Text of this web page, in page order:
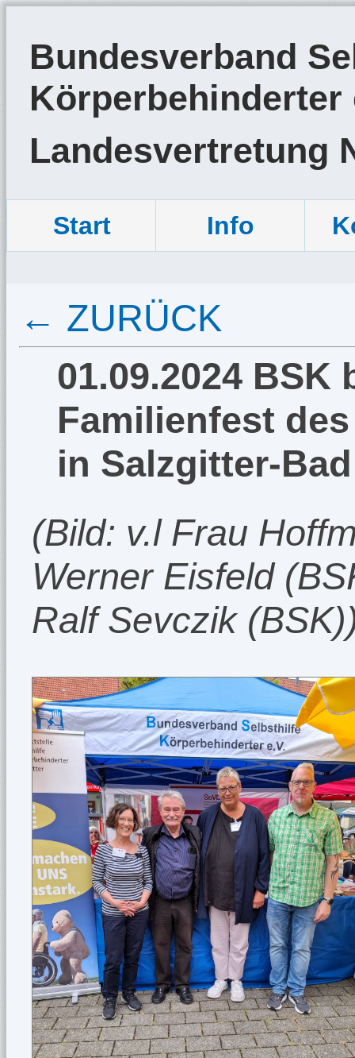
Bundesverband
Körperbehinderter
Landesvertretung
Start Info
← ZURÜCK
01.09.2024 BSK
Familienfest
in Salzgitter-Bad
(Bild: v.l Frau
Werner Eisfeld
Ralf Sevczik